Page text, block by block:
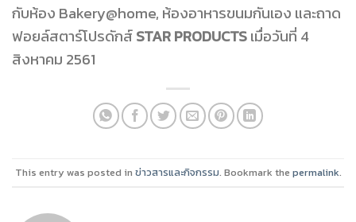
กับห้อง Bakery@home, ห้องอาหารขนมกันเอง และถาด
ฟอยล์สตาร์โปรดักส์STAR PRODUCTSเมื่อวันที่ 4
สิงหาคม 2561
This entry was posted in ข่าวสารและกิจกรรม. Bookmark the permalink.